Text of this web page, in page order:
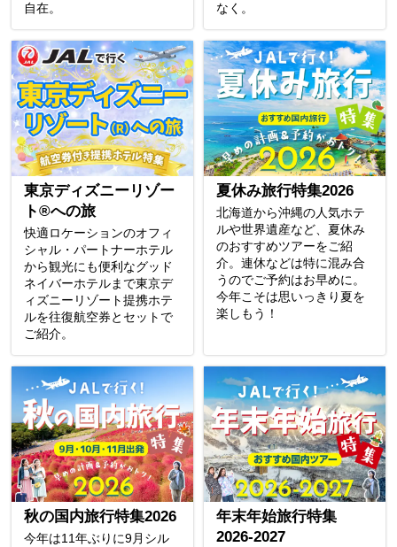
自在。
なく。
東京ディズニーリゾー
ト®への旅
快適ロケーションのオフィ
シャル・パートナーホテル
から観光にも便利なグッド
ネイバーホテルまで東京デ
ィズニーリゾート提携ホテ
ルを往復航空券とセットで
ご紹介。
夏休み旅行特集2026
北海道から沖縄の人気ホテ
ルや世界遺産など、夏休み
のおすすめツアーをご紹
介。連休などは特に混み合
うのでご予約はお早めに。
今年こそは思いっきり夏を
楽しもう！
秋の国内旅行特集2026
今年は11年ぶりに9月シル
年末年始旅行特集
2026-2027